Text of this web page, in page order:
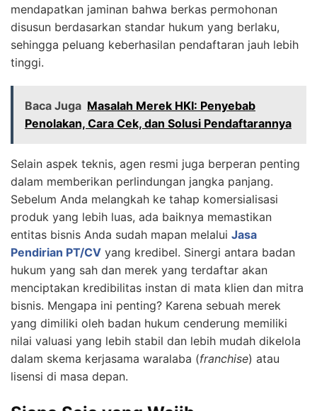
mendapatkan jaminan bahwa berkas permohonan
disusun berdasarkan standar hukum yang berlaku,
sehingga peluang keberhasilan pendaftaran jauh lebih
tinggi.
Baca Juga Masalah Merek HKI: Penyebab
Penolakan, Cara Cek, dan Solusi Pendaftarannya
Selain aspek teknis, agen resmi juga berperan penting
dalam memberikan perlindungan jangka panjang.
Sebelum Anda melangkah ke tahap komersialisasi
produk yang lebih luas, ada baiknya memastikan
entitas bisnis Anda sudah mapan melalui Jasa
Pendirian PT/CV yang kredibel. Sinergi antara badan
hukum yang sah dan merek yang terdaftar akan
menciptakan kredibilitas instan di mata klien dan mitra
bisnis. Mengapa ini penting? Karena sebuah merek
yang dimiliki oleh badan hukum cenderung memiliki
nilai valuasi yang lebih stabil dan lebih mudah dikelola
dalam skema kerjasama waralaba (franchise) atau
lisensi di masa depan.